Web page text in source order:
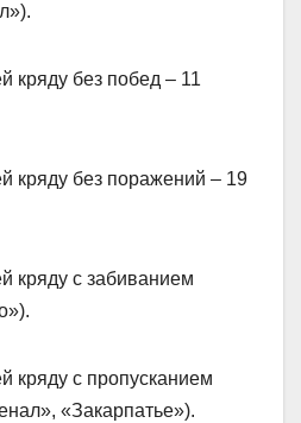
кряду без побед – 11
кряду без поражений – 19
кряду с забиванием
кряду с пропусканием
«Закарпатье»).